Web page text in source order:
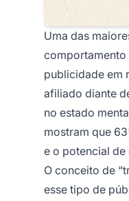
Uma das
comportamento
publicidade em
afiliado diante
no estado
mostram que
e o potencial de
O conceito de
esse tipo de